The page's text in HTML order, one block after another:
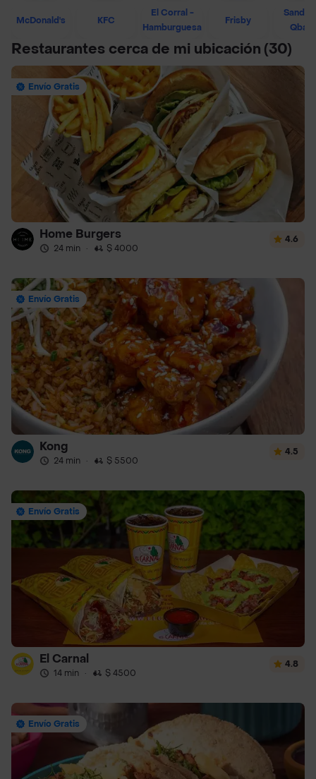
McDonald's KFC
El Corral -
Hamburguesa
Frisby
Restaurantes cerca de mi ubicación (30)
Envío Gratis
Home Burgers
24 min · $ 4000
4.6
Envío Gratis
Kong
24 min · $ 5500
4.5
Envío Gratis
El Carnal
14 min · $ 4500
4.8
Envío Gratis